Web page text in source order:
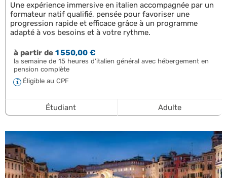
Une expérience immersive en italien accompagnée par un
formateur natif qualifié, pensée pour favoriser une
progression rapide et efficace grâce à un programme
adapté à vos besoins et à votre rythme.
à partir de1 550,00 €
la semaine de 15 heures d’italien général avec hébergement en
pension complète
Éligible au CPF
Étudiant Adulte